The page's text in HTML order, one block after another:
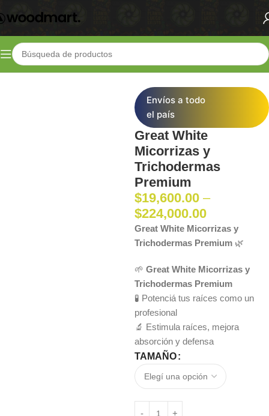
Inicio Shop Fertilizantes Radiculares
Envíos a todo
el país
Great White
Micorrizas y
Trichodermas
Premium
$19,600.00 –
$224,000.00
Great White Micorrizas y
Trichodermas Premium 🌿
🌱 Great White Micorrizas y
Trichodermas Premium
🧪 Potenciá tus raíces como un
profesional
🔬 Estimula raíces, mejora
absorción y defensa
TAMAÑO